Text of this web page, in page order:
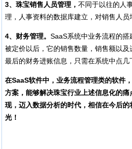
3、珠宝销售人员管理， 不同于以往的人
理，人事资料的数据库建立，对销售人员
4、财务管理。 SaaS系统中业务流程的
被定价以后，它的销售数量，销售额以
最后的财务进账信息，只需在系统中点几
在SaaS软件中，业务流程管理类的软件
方案，能够解决珠宝行业上述信息化的
现，迈入数据分析的时代，相信在今后
光！